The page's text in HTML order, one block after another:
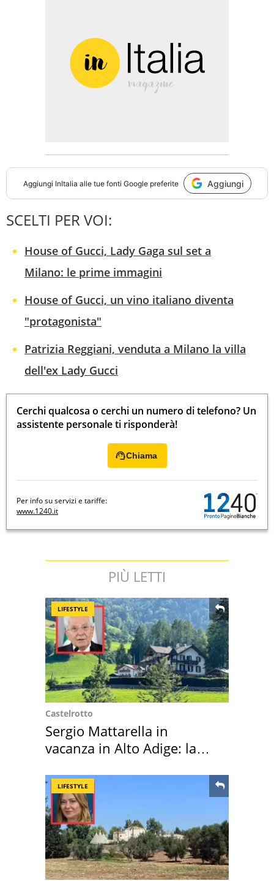
Aggiungi InItalia alle tue fonti Google preferite Aggiungi
SCELTI PER VOI:
House of Gucci, Lady Gaga sul set a
Milano: le prime immagini
House of Gucci, un vino italiano diventa
"protagonista"
Patrizia Reggiani, venduta a Milano la villa
dell'ex Lady Gucci
Cerchi qualcosa o cerchi un numero di telefono? Un
assistente personale ti risponderà!
Chiama
Per info su servizi e tariffe:
www.1240.it
PIÙ LETTI
LIFESTYLE
Castelrotto
Sergio Mattarella in
vacanza in Alto Adige: la
LIFESTYLE